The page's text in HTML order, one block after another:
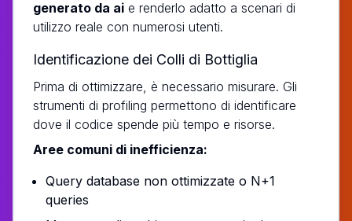
generato da ai e renderlo adatto a scenari di
utilizzo reale con numerosi utenti.
Identificazione dei Colli di Bottiglia
Prima di ottimizzare, è necessario misurare. Gli
strumenti di profiling permettono di identificare
dove il codice spende più tempo e risorse.
Aree comuni di inefficienza:
Query database non ottimizzate o N+1
queries